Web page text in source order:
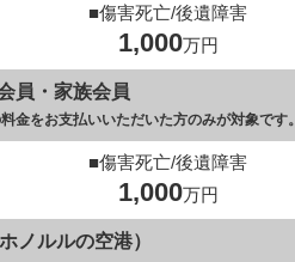
■傷害死亡/後遺障害
1,000万円
員・家族会員
金をお支払いいただいた方のみが対象です。
■傷害死亡/後遺障害
1,000万円
ノルルの空港）